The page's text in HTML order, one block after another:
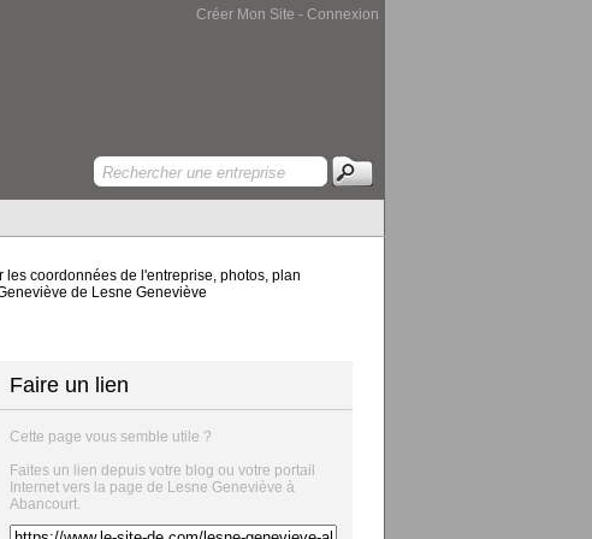
Créer Mon Site - Connexion
coordonnées de l'entreprise, photos, plan
de Lesne Geneviève
Faire un lien
Cette page vous semble utile ?
Faites un lien depuis votre blog ou votre portail
Internet vers la page de Lesne Geneviève à
Abancourt.